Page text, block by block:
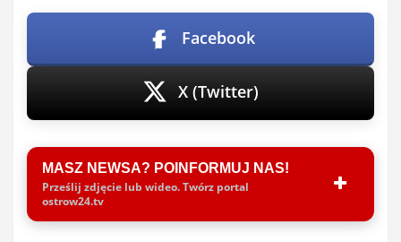
Facebook
X (Twitter)
MASZ NEWSA? POINFORMUJ NAS!
Prześlij zdjęcie lub wideo. Twórz portal
ostrow24.tv